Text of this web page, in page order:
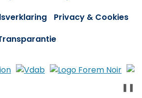
Privacy & Cookies
❚❚